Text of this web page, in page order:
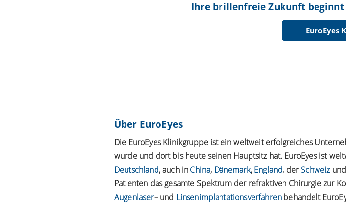
Ihre brillenfreie Zukunft beginnt
EuroEyes
Über EuroEyes
Die EuroEyes Klinikgruppe ist ein weltweit erfolgreiches
wurde und dort bis heute seinen Hauptsitz hat. EuroEyes ist
Deutschland, auch in China, Dänemark, England, derSchweizund
Patienten das gesamte Spektrum der refraktiven Chirurgie zur
Augenlaser– und Linsenimplantationsverfahren behandelt